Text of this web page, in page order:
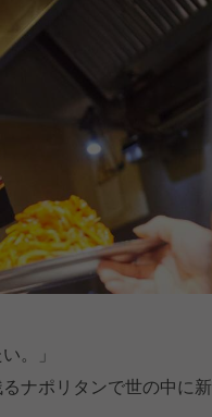
。」
ナポリタンで世の中に